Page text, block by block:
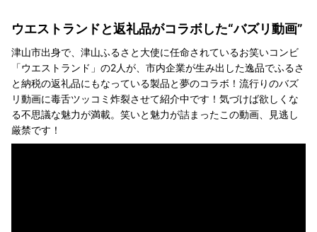
ウエストランドと返礼品がコラボした“バズリ動画”
津山市出身で、津山ふるさと大使に任命されているお笑いコンビ
「ウエストランド」の2人が、市内企業が生み出した逸品でふるさ
と納税の返礼品にもなっている製品と夢のコラボ！流行りのバズ
リ動画に毒舌ツッコミ炸裂させて紹介中です！気づけば欲しくな
る不思議な魅力が満載。笑いと魅力が詰まったこの動画、見逃し
厳禁です！